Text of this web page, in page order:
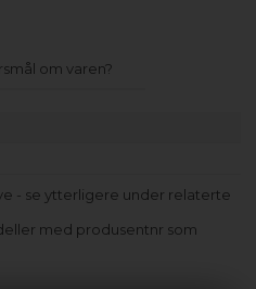
om varen?
- se ytterligere under relaterte
med produsentnr som